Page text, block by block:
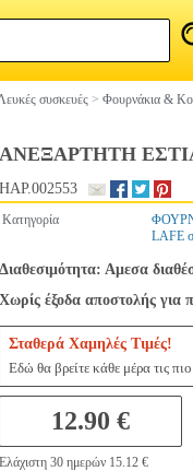
συσκευές > Φουρνάκια &
ΑΝΕΞΑΡΤΗΤΗ
HAP.002553
Κατηγορία
LAFE
Διαθεσιμότητα: Αμεσα
Χωρίς έξοδα αποστολής για
Σταθερά Χαμηλές Τιμές!
Εδώ θα βρείτε κάθε μέρα τις
12.90 €
Ελάχιστη 30 ημερών 15.12 €